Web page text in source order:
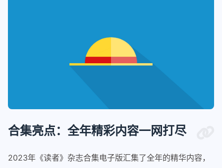
合集亮点：全年精彩内容一网打尽
2023年《读者》杂志合集电子版汇集了全年的精华内容，